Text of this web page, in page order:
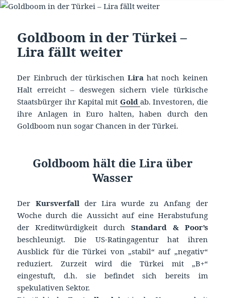
Goldboom in der Türkei –
Lira fällt weiter
Der Einbruch der türkischenLira hat noch keinen
Halt erreicht – deswegen sichern viele türkische
Staatsbürger ihr Kapital mit Gold ab. Investoren, die
ihre Anlagen in Euro halten, haben durch den
Goldboom nun sogar Chancen in der Türkei.
Goldboom hält die Lira über
Wasser
Der Kursverfall der Lira wurde zu Anfang der
Woche durch die Aussicht auf eine Herabstufung
der Kreditwürdigkeit durch Standard & Poor’s
beschleunigt. Die US-Ratingagentur hat ihren
Ausblick für die Türkei von „stabil“ auf „negativ“
reduziert. Zurzeit wird die Türkei mit „B+“
eingestuft, d.h. sie befindet sich bereits im
spekulativen Sektor.